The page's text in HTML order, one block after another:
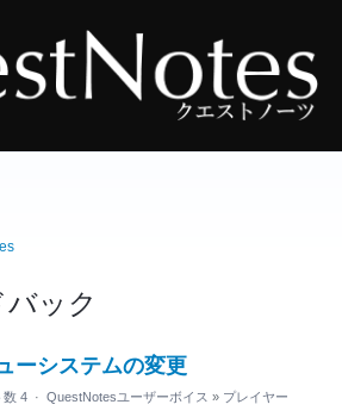
ック
ーシステムの変更
数 4 · QuestNotesユーザーボイス » プレイヤー